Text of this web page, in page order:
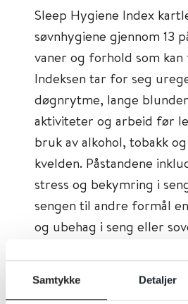
Samtykke Detaljer
Sleep Hygiene Index
søvnhygiene gjennom 13
vaner og forhold som
Indeksen tar for seg
døgnrytme, lange
aktiviteter og arbeid før
bruk av alkohol, tobakk
kvelden. Påstandene
stress og bekymring i
sengen til andre formål
og ubehag i seng eller
søvnhygienevaner.